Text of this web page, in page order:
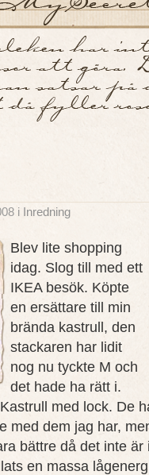
i Inredning
Blev lite shopping
idag. Slog till med ett
IKEA besök. Köpte
en ersättare till min
brända kastrull, den
stackaren har lidit
nog nu tyckte M och
det hade ha rätt i.
med lock. De
med dem jag har,
bättre då det inte
en massa